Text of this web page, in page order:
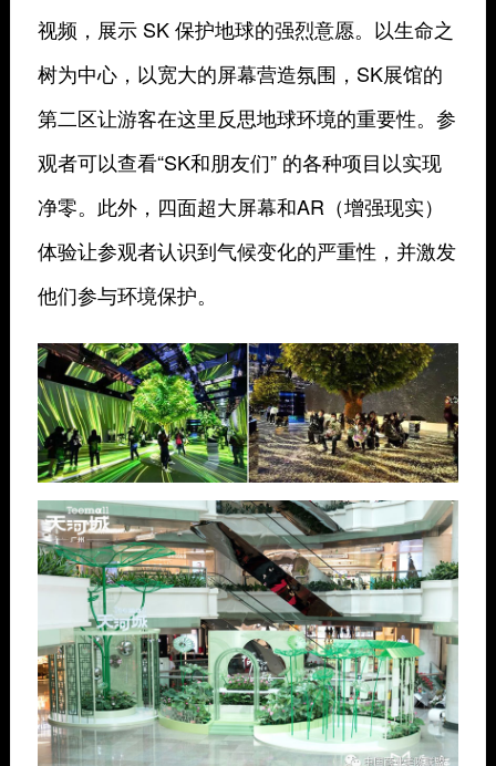
视频，展示 SK 保护地球的强烈意愿。以生命之
树为中心，以宽大的屏幕营造氛围，SK展馆的
第二区让游客在这里反思地球环境的重要性。参
观者可以查看“SK和朋友们” 的各种项目以实现
净零。此外，四面超大屏幕和AR（增强现实）
体验让参观者认识到气候变化的严重性，并激发
他们参与环境保护。